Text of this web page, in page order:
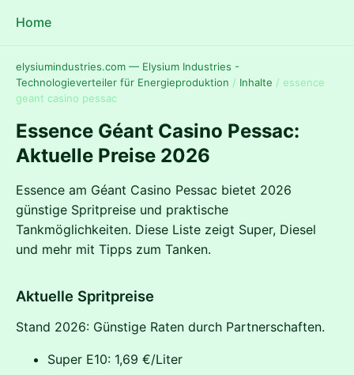
Home
elysiumindustries.com — Elysium Industries -
Technologieverteiler für Energieproduktion / Inhalte / essence
geant casino pessac
Essence Géant Casino Pessac:
Aktuelle Preise 2026
Essence am Géant Casino Pessac bietet 2026
günstige Spritpreise und praktische
Tankmöglichkeiten. Diese Liste zeigt Super, Diesel
und mehr mit Tipps zum Tanken.
Aktuelle Spritpreise
Stand 2026: Günstige Raten durch Partnerschaften.
Super E10: 1,69 €/Liter